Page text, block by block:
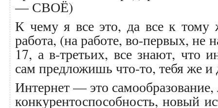
— СВОЁ)
К чему я все это, да все к
работа, (на работе, во-первых, не
17, а в-третьих, все знают, что
сам предложишь что-то, тебя же и
Интернет — это
конкурентоспособность, новый